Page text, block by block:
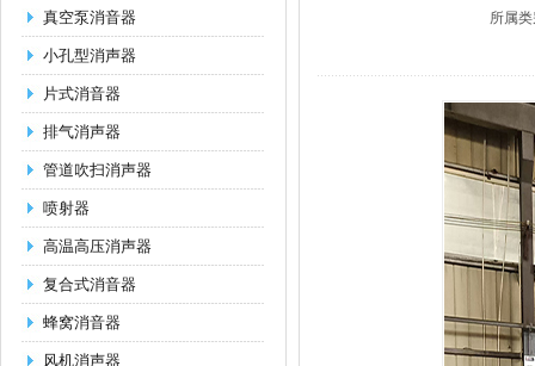
真空泵消音器
小孔型消声器
片式消音器
排气消声器
管道吹扫消声器
喷射器
高温高压消声器
复合式消音器
蜂窝消音器
风机消声器
所属